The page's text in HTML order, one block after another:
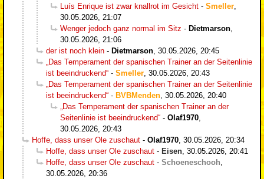
Luís Enrique ist zwar knallrot im Gesicht - Smeller
30.05.2026, 21:07
Wenger jedoch ganz normal im Sitz - Dietmarson
30.05.2026, 21:06
der ist noch klein - Dietmarson 30.05.2026, 20:45
„Das Temperament der spanischen Trainer an der Seitenlinie
ist beeindruckend“ - Smeller 30.05.2026, 20:43
„Das Temperament der spanischen Trainer an der Seitenlinie
ist beeindruckend“ - BVBMenden 30.05.2026, 20:40
„Das Temperament der spanischen Trainer an der
Seitenlinie ist beeindruckend“ - Olaf1970
30.05.2026, 20:43
Hoffe, dass unser Ole zuschaut - Olaf1970 30.05.2026, 20:34
Hoffe, dass unser Ole zuschaut - Eisen 30.05.2026, 20:41
Hoffe, dass unser Ole zuschaut - Schoeneschooh
30.05.2026, 20:36